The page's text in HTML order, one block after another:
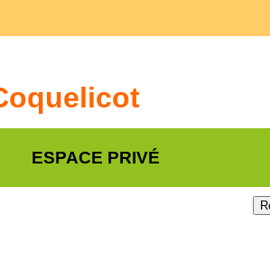
ESPACE PRIVÉ